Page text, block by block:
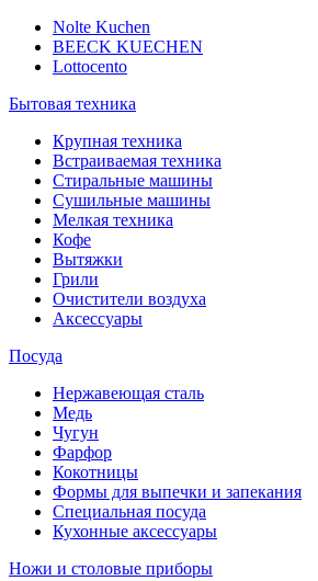
Nolte Kuchen
BEECK KUECHEN
Lottocento
Бытовая техника
Крупная техника
Встраиваемая техника
Стиральные машины
Сушильные машины
Мелкая техника
Кофе
Вытяжки
Грили
Очистители воздуха
Аксессуары
Посуда
Нержавеющая сталь
Медь
Чугун
Фарфор
Кокотницы
Формы для выпечки и запекания
Специальная посуда
Кухонные аксессуары
Ножи и столовые приборы